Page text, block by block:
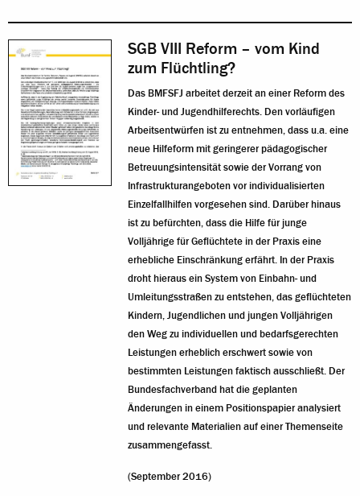
SGB VIII Reform – vom Kind
zum Flüchtling?
Das BMFSFJ arbeitet derzeit an einer Reform des
Kinder- und Jugendhilferechts. Den vorläufigen
Arbeitsentwürfen ist zu entnehmen, dass u.a. eine
neue Hilfeform mit geringerer pädagogischer
Betreuungsintensität sowie der Vorrang von
Infrastrukturangeboten vor individualisierten
Einzelfallhilfen vorgesehen sind. Darüber hinaus
ist zu befürchten, dass die Hilfe für junge
Volljährige für Geflüchtete in der Praxis eine
erhebliche Einschränkung erfährt. In der Praxis
droht hieraus ein System von Einbahn- und
Umleitungsstraßen zu entstehen, das geflüchteten
Kindern, Jugendlichen und jungen Volljährigen
den Weg zu individuellen und bedarfsgerechten
Leistungen erheblich erschwert sowie von
bestimmten Leistungen faktisch ausschließt. Der
Bundesfachverband hat die geplanten
Änderungen in einem Positionspapier analysiert
und relevante Materialien auf einer Themenseite
zusammengefasst.
(September 2016)